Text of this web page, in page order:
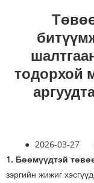
тодорхой
● 2026-03-27
1. Бөөмүүдтэй
зэргийн жижиг